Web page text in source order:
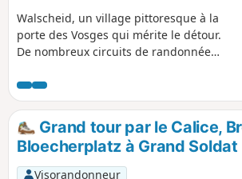
Walscheid, un village pittoresque à la
porte des Vosges qui mérite le détour.
De nombreux circuits de randonnée
de curiosités telles que le cimetière
Gallo Romain, les ruines du
Heidenschloss, le promontoire du
Durrenberg et la grotte de Saint Léon.
Grand tour par le Calice,
Bloecherplatz à Grand Soldat
Visorandonneur